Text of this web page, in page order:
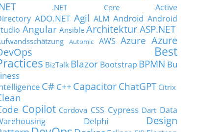
.NET Core
Active
ADO.NET Agil ALM Android Android
Angular Ansible Architektur ASP.NET
Automic AWS Azure Azure
Best
BizTalk Blazor Bootstrap BPMN Bu
C# C++ Capacitor ChatGPT Citrix
Copilot Cordova CSS Cypress Dart Data
Delphi
Design